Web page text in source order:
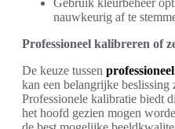
Gebruik kleurbeheer
nauwkeurig af te
Professioneel kalibreren of
De keuze tussen
kan een belangrijke
Professionele kalibratie biedt
het hoofd gezien mogen